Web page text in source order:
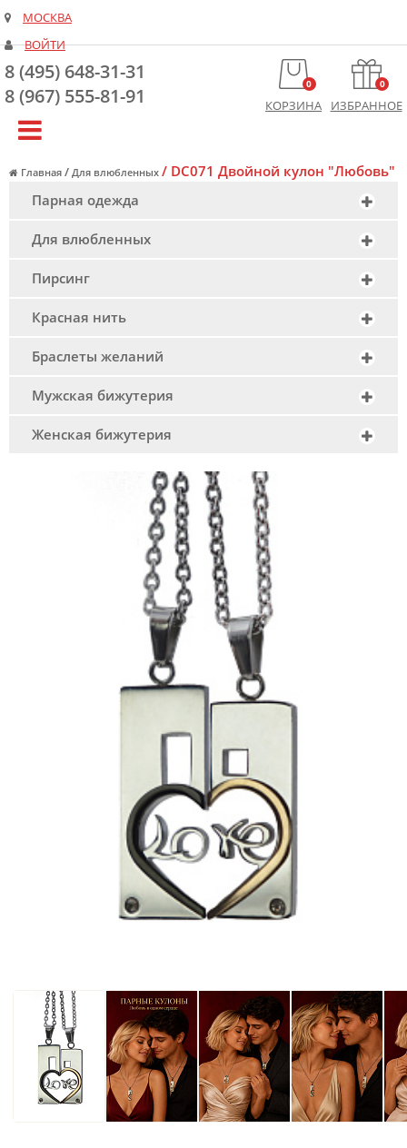
МОСКВА
ВОЙТИ
8 (495) 648-31-31
8 (967) 555-81-91
0
КОРЗИНА
0
ИЗБРАННОЕ
Главная / Для влюбленных / DC071 Двойной кулон "Любовь"
Парная одежда
Для влюбленных
Пирсинг
Красная нить
Браслеты желаний
Мужская бижутерия
Женская бижутерия